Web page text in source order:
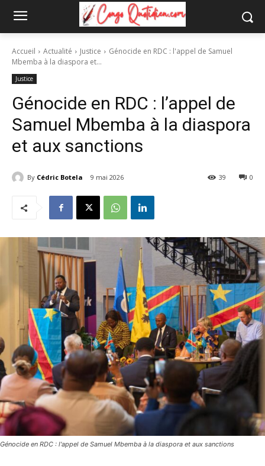
Accueil Actualité Justice
Génocide en RDC : l'appel de Samuel
Mbemba à la diaspora et...
Justice
Génocide en RDC : l’appel de
Samuel Mbemba à la diaspora
et aux sanctions
By Cédric Botela 9 mai 2026 0
39
Génocide en RDC : l'appel de Samuel Mbemba à la diaspora et aux sanctions